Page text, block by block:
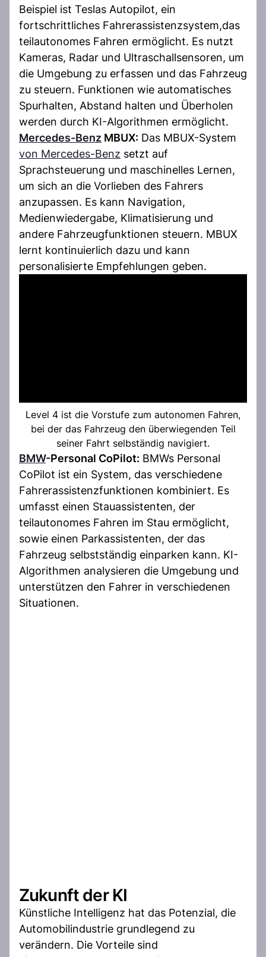
Beispiel ist Teslas Autopilot, ein
fortschrittliches Fahrerassistenzsystem,das
teilautonomes Fahren ermöglicht. Es nutzt
Kameras, Radar und Ultraschallsensoren, um
die Umgebung zu erfassen und das Fahrzeug
zu steuern. Funktionen wie automatisches
Spurhalten, Abstand halten und Überholen
werden durch KI-Algorithmen ermöglicht.
Mercedes-Benz MBUX: Das MBUX-System
von Mercedes-Benz setzt auf
Sprachsteuerung und maschinelles Lernen,
um sich an die Vorlieben des Fahrers
anzupassen. Es kann Navigation,
Medienwiedergabe, Klimatisierung und
andere Fahrzeugfunktionen steuern. MBUX
lernt kontinuierlich dazu und kann
personalisierte Empfehlungen geben.
Level 4 ist die Vorstufe zum autonomen Fahren,
bei der das Fahrzeug den überwiegenden Teil
seiner Fahrt selbständig navigiert.
BMW-Personal CoPilot: BMWs Personal
CoPilot ist ein System, das verschiedene
Fahrerassistenzfunktionen kombiniert. Es
umfasst einen Stauassistenten, der
teilautonomes Fahren im Stau ermöglicht,
sowie einen Parkassistenten, der das
Fahrzeug selbstständig einparken kann. KI-
Algorithmen analysieren die Umgebung und
unterstützen den Fahrer in verschiedenen
Situationen.
Zukunft der KI
Künstliche Intelligenz hat das Potenzial, die
Automobilindustrie grundlegend zu
verändern. Die Vorteile sind